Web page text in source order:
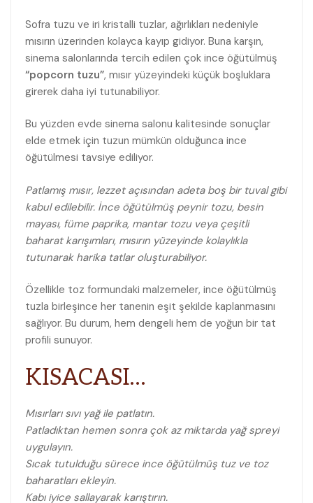
Sofra tuzu ve iri kristalli tuzlar, ağırlıkları nedeniyle
mısırın üzerinden kolayca kayıp gidiyor. Buna karşın,
sinema salonlarında tercih edilen çok ince öğütülmüş
“popcorn tuzu”, mısır yüzeyindeki küçük boşluklara
girerek daha iyi tutunabiliyor.
Bu yüzden evde sinema salonu kalitesinde sonuçlar
elde etmek için tuzun mümkün olduğunca ince
öğütülmesi tavsiye ediliyor.
Patlamış mısır, lezzet açısından adeta boş bir tuval gibi
kabul edilebilir. İnce öğütülmüş peynir tozu, besin
mayası, füme paprika, mantar tozu veya çeşitli
baharat karışımları, mısırın yüzeyinde kolaylıkla
tutunarak harika tatlar oluşturabiliyor.
Özellikle toz formundaki malzemeler, ince öğütülmüş
tuzla birleşince her tanenin eşit şekilde kaplanmasını
sağlıyor. Bu durum, hem dengeli hem de yoğun bir tat
profili sunuyor.
KISACASI…
Mısırları sıvı yağ ile patlatın.
Patladıktan hemen sonra çok az miktarda yağ spreyi
uygulayın.
Sıcak tutulduğu sürece ince öğütülmüş tuz ve toz
baharatları ekleyin.
Kabı iyice sallayarak karıştırın.